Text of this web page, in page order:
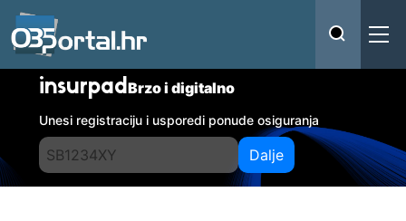
insurpadBrzo i digitalno
Unesi registraciju i usporedi ponude osiguranja
Dalje